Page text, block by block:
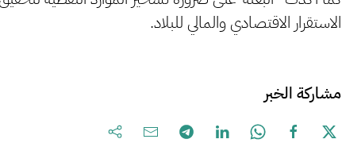
الاستقرار الاقتصادي والمالي للبلاد.
مشاركة الخبر